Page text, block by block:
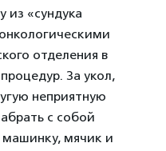
«сундука
отделения в
За укол,
неприятную
с собой
мячик и